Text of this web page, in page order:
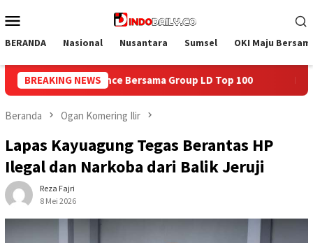
ke
Mobile
BERANDA Nasional Nusantara Sumsel OKI Maju
BREAKING NEWS
LD Top 100 Isi Kemerdekaan dengan Kepedulian,
Beranda Ogan Komering Ilir
Lapas Kayuagung Tegas Berantas HP
Ilegal dan Narkoba dari Balik Jeruji
Reza Fajri
8 Mei 2026